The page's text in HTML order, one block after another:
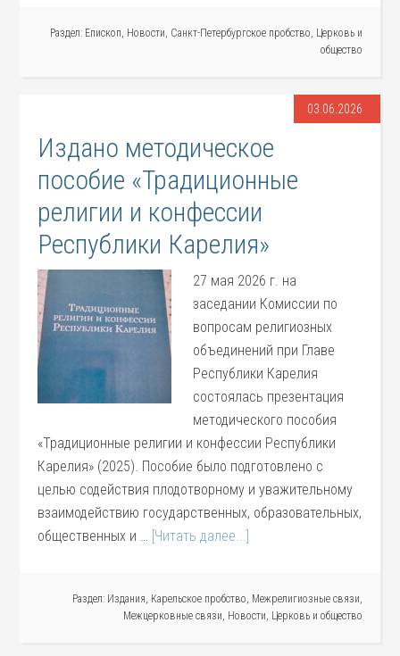
Раздел: Епископ, Новости, Санкт-Петербургское пробство, Церковь и
общество
03.06.2026
Издано методическое
пособие «Традиционные
религии и конфессии
Республики Карелия»
27 мая 2026 г. на
заседании Комиссии по
вопросам религиозных
объединений при Главе
Республики Карелия
состоялась презентация
методического пособия
«Традиционные религии и конфессии Республики
Карелия» (2025). Пособие было подготовлено с
целью содействия плодотворному и уважительному
взаимодействию государственных, образовательных,
общественных и … [Читать далее...]
Раздел: Издания, Карельское пробство, Межрелигиозные связи,
Межцерковные связи, Новости, Церковь и общество